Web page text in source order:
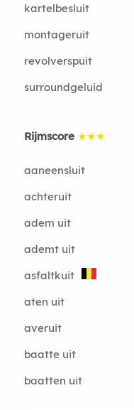
kartelbesluit
montageruit
revolverspuit
surroundgeluid
Rijmscore ★★★
aaneensluit
achteruit
adem uit
ademt uit
asfaltkuit
aten uit
averuit
baatte uit
baatten uit